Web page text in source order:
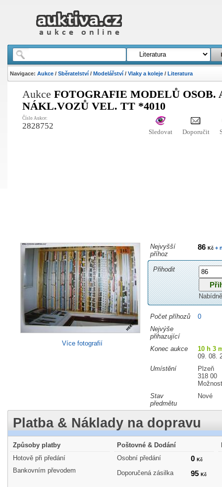
Navigace: Aukce/ Sběratelství/ Modelářství/ Vlaky a koleje/ Literatura
Aukce FOTOGRAFIE MODELŮ OSOB.
NÁKL.VOZŮ VEL. TT *4010
Číslo Aukce:
2828752
Sledovat Doporučit
Více fotografií
Nejvyšší
příhoz
86 Kč+
Přihodit
Počet příhozů
0
Nejvýše
přihazující
Konec aukce
10 h 3
09. 08.
Umístění
Plzeň
318 00
Stav
předmětu
Nové
Platba & Náklady na dopravu
Způsoby platby
Hotově při předání
Bankovním převodem
Poštovné & Dodání
Osobní předání
0 Kč
Doporučená zásilka 95 Kč